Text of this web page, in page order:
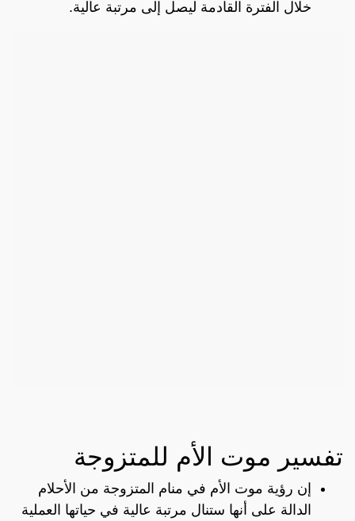
خلال الفترة القادمة ليصل إلى مرتبة عالية.
تفسير موت الأم للمتزوجة
إن رؤية موت الأم في منام المتزوجة من الأحلام
الدالة على أنها ستنال مرتبة عالية في حياتها العملية